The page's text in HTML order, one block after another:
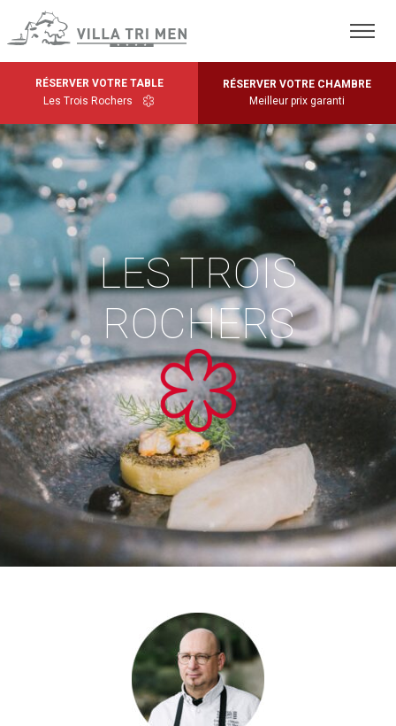
RÉSERVER VOTRE TABLE
Les Trois Rochers
RÉSERVER VOTRE CHAMBRE
Meilleur prix garanti
LES TROIS
ROCHERS